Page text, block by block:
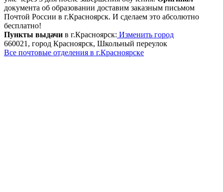
документа об образовании доставим заказным письмом
Почтой России в г.Красноярск. И сделаем это абсолютно
бесплатно!
Пункты выдачи в г.Красноярск: Изменить город
660021, город Красноярск, Школьный переулок
Все почтовые отделения в г.Красноярске